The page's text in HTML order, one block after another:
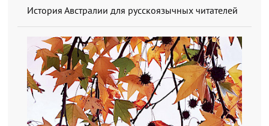
История Австралии для русскоязычных читателей